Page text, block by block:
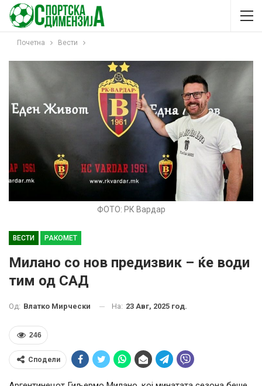
Почетна Вести
ФОТО: РК Вардар
ВЕСТИ РАКОМЕТ
Милано со нов предизвик – ќе води
тим од САД
Од: Влатко Мирчески На: 23 Авг, 2025 год.
246
Сподели